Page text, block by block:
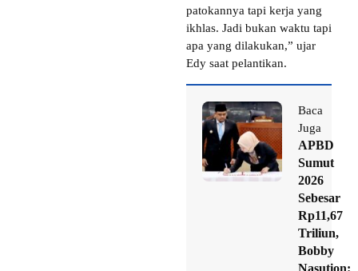
patokannya tapi kerja yang
ikhlas. Jadi bukan waktu tapi
apa yang dilakukan,” ujar
Edy saat pelantikan.
Baca
Juga
APBD
Sumut
2026
Sebesar
Rp11,67
Triliun,
Bobby
Nasution: